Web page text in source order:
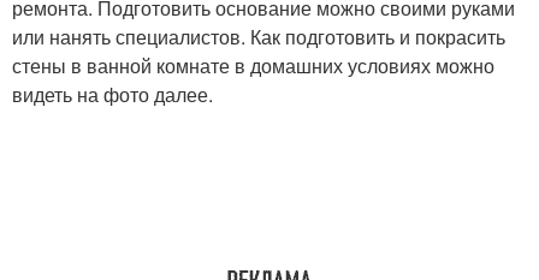
ремонта. Подготовить основание можно своими руками
или нанять специалистов. Как подготовить и покрасить
стены в ванной комнате в домашних условиях можно
видеть на фото далее.